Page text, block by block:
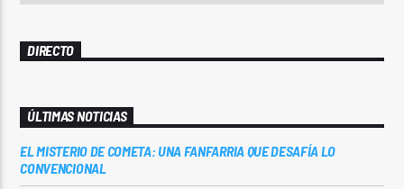
DIRECTO
ÚLTIMAS NOTICIAS
EL MISTERIO DE COMETA: UNA FANFARRIA QUE DESAFÍA LO
CONVENCIONAL